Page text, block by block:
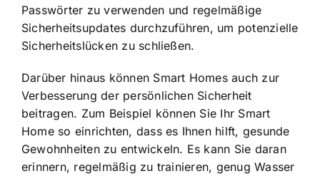
Passwörter zu verwenden und regelmäßige
Sicherheitsupdates durchzuführen, um potenzielle
Sicherheitslücken zu schließen.
Darüber hinaus können Smart Homes auch zur
Verbesserung der persönlichen Sicherheit
beitragen. Zum Beispiel können Sie Ihr Smart
Home so einrichten, dass es Ihnen hilft, gesunde
Gewohnheiten zu entwickeln. Es kann Sie daran
erinnern, regelmäßig zu trainieren, genug Wasser